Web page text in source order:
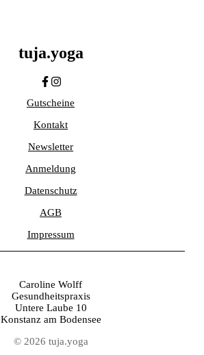
tuja.yoga
Gutscheine
Kontakt
Newsletter
Anmeldung
Datenschutz
AGB
Impressum
Caroline Wolff
Gesundheitspraxis
Untere Laube 10
Konstanz am Bodensee
© 2026 tuja.yoga